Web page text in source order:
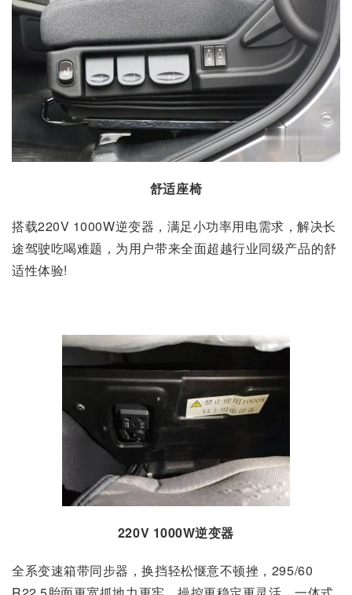
舒适座椅
搭载220V 1000W逆变器，满足小功率用电需求，解决长
途驾驶吃喝难题，为用户带来全面超越行业同级产品的舒
适性体验!
220V 1000W逆变器
全系变速箱带同步器，换挡轻松惬意不顿挫，295/60